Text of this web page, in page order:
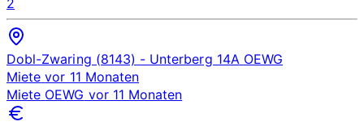
Dobl-Zwaring (8143) - Unterberg 14A OEWG
Miete vor 11 Monaten
Miete OEWG vor 11 Monaten